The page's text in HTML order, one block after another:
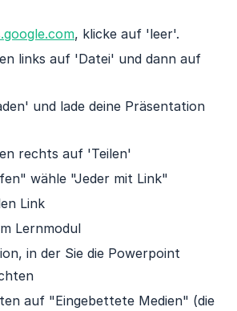
, klicke auf 'leer'.
links auf 'Datei' und dann auf
und lade deine Präsentation
rechts auf 'Teilen'
wähle "Jeder mit Link"
Link
Lernmodul
in der Sie die Powerpoint
auf "Eingebettete Medien" (die